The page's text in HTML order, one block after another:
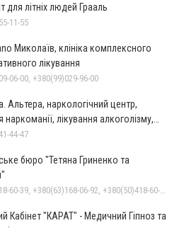
для літніх людей Грааль
11-55
Миколаїв, клініка комплексного
лікування
06-00, +380(99)029-96-00
Альтера, наркологічний центр,
наркоманії, лікування алкоголізму,
44-47
бюро "Тетяна Гриненко та
Кабінет "КАРАТ" - Медичний Гіпноз та